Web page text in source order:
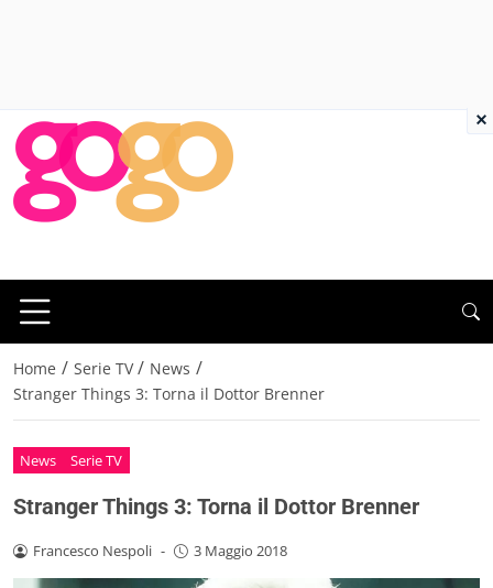
Home / Serie TV / News /
Stranger Things 3: Torna il Dottor Brenner
News Serie TV
Stranger Things 3: Torna il Dottor Brenner
Francesco Nespoli - 3 Maggio 2018
×